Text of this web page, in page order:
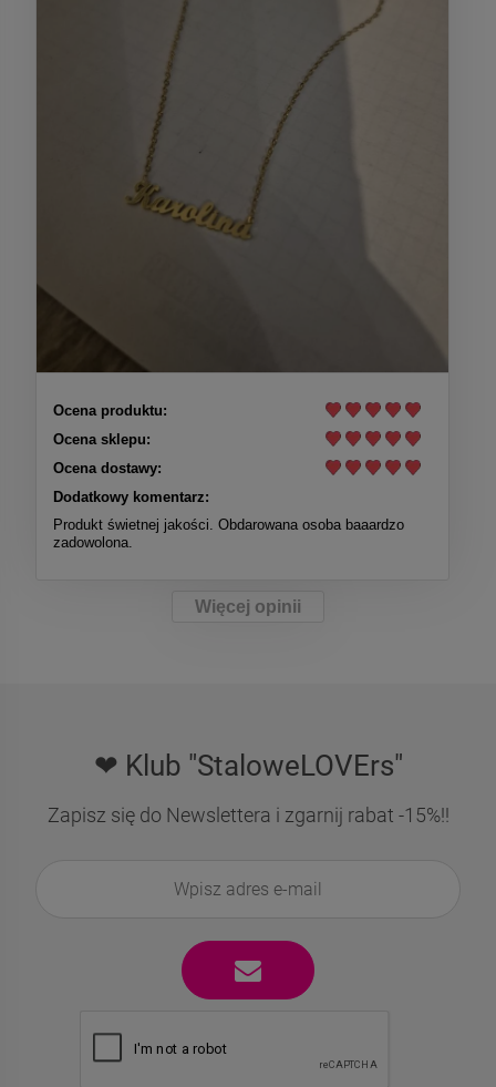
Ocena produktu:
Ocena sklepu:
Ocena dostawy:
Dodatkowy komentarz:
Produkt świetnej jakości. Obdarowana osoba baaardzo
zadowolona.
Więcej opinii
❤ Klub "StaloweLOVErs"
Zapisz się do Newslettera i zgarnij rabat -15%!!